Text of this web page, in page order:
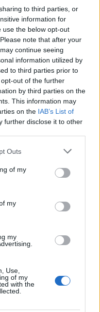
to third parties, or
information for
use the below opt-out
note that after your
continue seeing
information utilized by
to third parties prior to
out of the further
by third parties on the
This information may
on the IAB’s List of
further disclose it to other
Outs
of my
my
my
Use,
of my
with the
αχαριστία, 22 χρόνια
να ξεχάσουν ότι
της επέκτασης του
που κερδίζουν
κοντά στη
μπέιζμπολ: Μπαστούνι
και τραυμάτισε θεατή
των επιθέσεων κατά
Κρήτη: Νέα
τους γυναίκες